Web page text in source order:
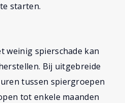
starten.
weinig spierschade kan
Bij uitgebreide
tussen spiergroepen
tot enkele maanden